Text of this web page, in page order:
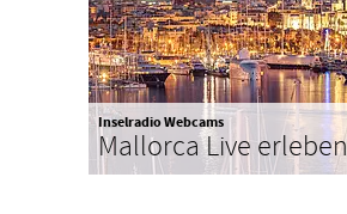
Inselradio Webcams
Mallorca Live erleben